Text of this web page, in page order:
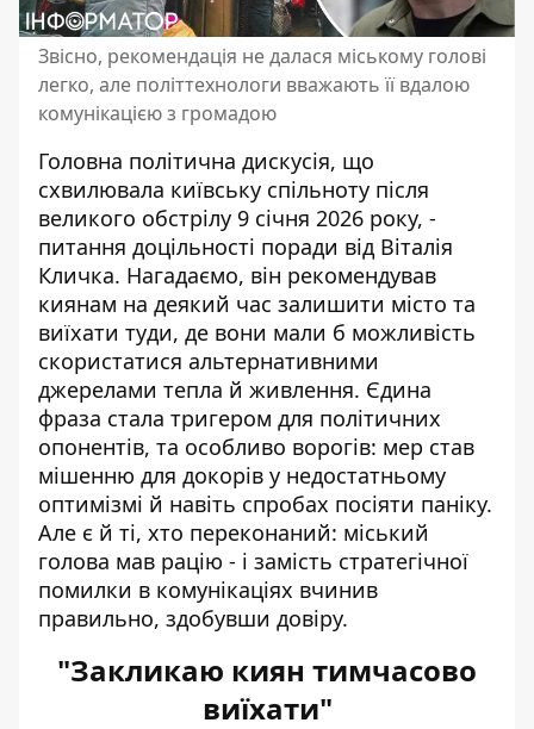
Звісно, рекомендація не далася міському голові
легко, але політтехнологи вважають її вдалою
комунікацією з громадою
Головна політична дискусія, що
схвилювала київську спільноту після
великого обстрілу 9 січня 2026 року, -
питання доцільності поради від Віталія
Кличка. Нагадаємо, він рекомендував
киянам на деякий час залишити місто та
виїхати туди, де вони мали б можливість
скористатися альтернативними
джерелами тепла й живлення. Єдина
фраза стала тригером для політичних
опонентів, та особливо ворогів: мер став
мішенню для докорів у недостатньому
оптимізмі й навіть спробах посіяти паніку.
Але є й ті, хто переконаний: міський
голова мав рацію - і замість стратегічної
помилки в комунікаціях вчинив
правильно, здобувши довіру.
"Закликаю киян тимчасово
виїхати"